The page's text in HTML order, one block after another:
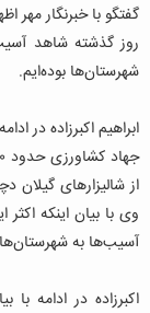
گفتگو با خبرنگار مهر
روز گذشته شاهد
شهرستان‌ها بوده‌ایم.
ابراهیم اکبرزاده در
از شالیزارهای
وی با بیان اینکه
آسیب‌ها به
اکبرزاده در ادامه